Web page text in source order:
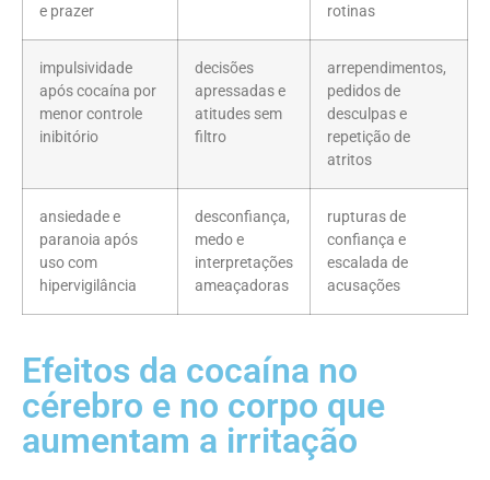
e prazer
rotinas
impulsividade
após cocaína por
menor controle
inibitório
decisões
apressadas e
atitudes sem
filtro
arrependimentos,
pedidos de
desculpas e
repetição de
atritos
ansiedade e
paranoia após
uso com
hipervigilância
desconfiança,
medo e
interpretações
ameaçadoras
rupturas de
confiança e
escalada de
acusações
Efeitos da cocaína no
cérebro e no corpo que
aumentam a irritação